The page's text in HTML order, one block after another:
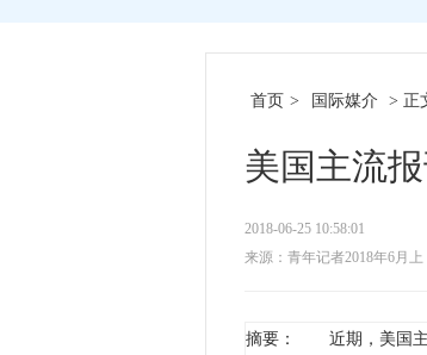
首页 > 国际媒介 > 正
美国主流
2018-06-25 10:58:01
来源：青年记者2018年6月上
摘要： 近期，美国主